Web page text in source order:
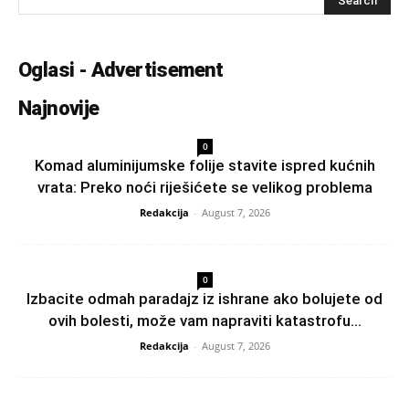
Oglasi - Advertisement
Najnovije
0
Komad aluminijumske folije stavite ispred kućnih
vrata: Preko noći riješićete se velikog problema
Redakcija - August 7, 2026
0
Izbacite odmah paradajz iz ishrane ako bolujete od
ovih bolesti, može vam napraviti katastrofu...
Redakcija - August 7, 2026